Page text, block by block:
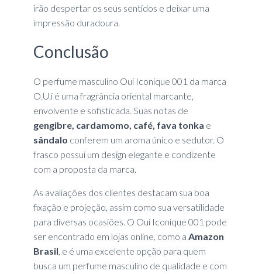
irão despertar os seus sentidos e deixar uma
impressão duradoura.
Conclusão
O perfume masculino Oui Iconique 001 da marca
O.U.i é uma fragrância oriental marcante,
envolvente e sofisticada. Suas notas de
gengibre, cardamomo, café, fava tonka e
sândalo conferem um aroma único e sedutor. O
frasco possui um design elegante e condizente
com a proposta da marca.
As avaliações dos clientes destacam sua boa
fixação e projeção, assim como sua versatilidade
para diversas ocasiões. O Oui Iconique 001 pode
ser encontrado em lojas online, como a Amazon
Brasil, e é uma excelente opção para quem
busca um perfume masculino de qualidade e com